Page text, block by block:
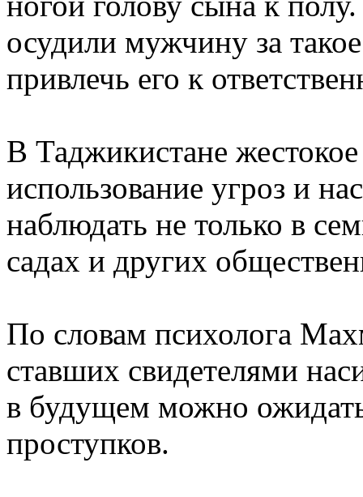
осудили мужчину за
привлечь его к
В Таджикистане
использование угроз и
наблюдать не только в
садах и других
По словам психолога
ставших свидетелями
в будущем можно
проступков.